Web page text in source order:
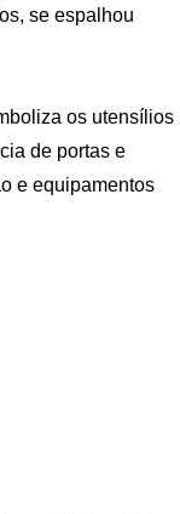
se espalhou
os utensílios
de portas e
e equipamentos